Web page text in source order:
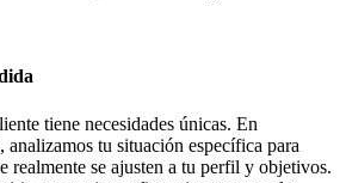
tiene necesidades únicas. En
, analizamos tu situación específica para
realmente se ajusten a tu perfil y objetivos.